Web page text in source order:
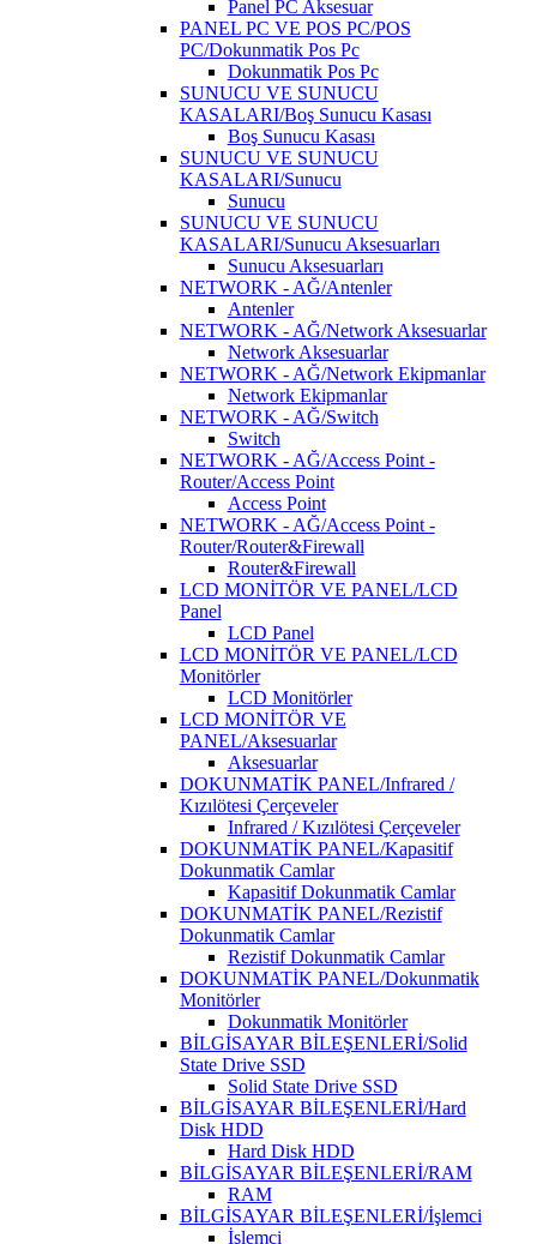
Panel PC Aksesuar
PANEL PC VE POS PC/POS
PC/Dokunmatik Pos Pc
Dokunmatik Pos Pc
SUNUCU VE SUNUCU
KASALARI/Boş Sunucu Kasası
Boş Sunucu Kasası
SUNUCU VE SUNUCU
KASALARI/Sunucu
Sunucu
SUNUCU VE SUNUCU
KASALARI/Sunucu Aksesuarları
Sunucu Aksesuarları
NETWORK - AĞ/Antenler
Antenler
NETWORK - AĞ/Network Aksesuarlar
Network Aksesuarlar
NETWORK - AĞ/Network Ekipmanlar
Network Ekipmanlar
NETWORK - AĞ/Switch
Switch
NETWORK - AĞ/Access Point -
Router/Access Point
Access Point
NETWORK - AĞ/Access Point -
Router/Router&Firewall
Router&Firewall
LCD MONİTÖR VE PANEL/LCD
Panel
LCD Panel
LCD MONİTÖR VE PANEL/LCD
Monitörler
LCD Monitörler
LCD MONİTÖR VE
PANEL/Aksesuarlar
Aksesuarlar
DOKUNMATİK PANEL/Infrared /
Kızılötesi Çerçeveler
Infrared / Kızılötesi Çerçeveler
DOKUNMATİK PANEL/Kapasitif
Dokunmatik Camlar
Kapasitif Dokunmatik Camlar
DOKUNMATİK PANEL/Rezistif
Dokunmatik Camlar
Rezistif Dokunmatik Camlar
DOKUNMATİK PANEL/Dokunmatik
Monitörler
Dokunmatik Monitörler
BİLGİSAYAR BİLEŞENLERİ/Solid
State Drive SSD
Solid State Drive SSD
BİLGİSAYAR BİLEŞENLERİ/Hard
Disk HDD
Hard Disk HDD
BİLGİSAYAR BİLEŞENLERİ/RAM
RAM
BİLGİSAYAR BİLEŞENLERİ/İşlemci
İşlemci